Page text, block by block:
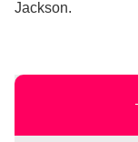
Jackson.